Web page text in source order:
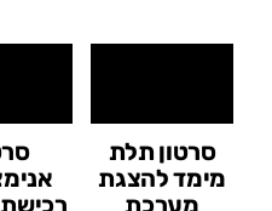
סרטון תלת
מימד להצגת